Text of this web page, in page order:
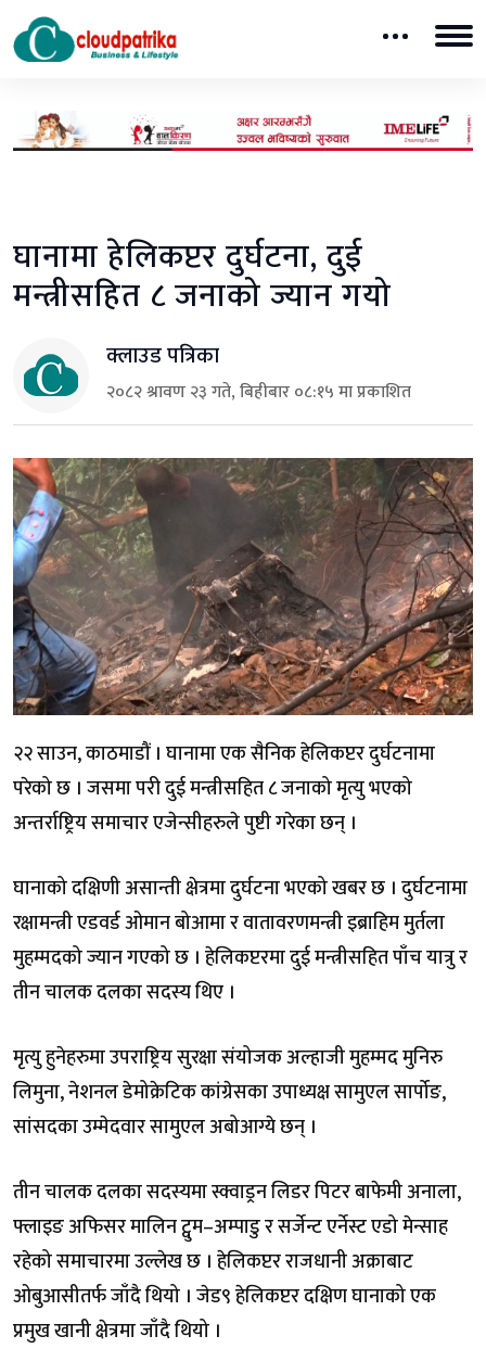
घानामा हेलिकप्टर दुर्घटना, दुई
मन्त्रीसहित ८ जनाको ज्यान गयो
क्लाउड पत्रिका
२०८२ श्रावण २३ गते, बिहीबार ०८:१५ मा प्रकाशित
२२ साउन, काठमाडौं । घानामा एक सैनिक हेलिकप्टर दुर्घटनामा
परेको छ । जसमा परी दुई मन्त्रीसहित ८ जनाको मृत्यु भएको
अन्तर्राष्ट्रिय समाचार एजेन्सीहरुले पुष्टी गरेका छन् ।
घानाको दक्षिणी असान्ती क्षेत्रमा दुर्घटना भएको खबर छ । दुर्घटनामा
रक्षामन्त्री एडवर्ड ओमान बोआमा र वातावरणमन्त्री इब्राहिम मुर्तला
मुहम्मदको ज्यान गएको छ । हेलिकप्टरमा दुई मन्त्रीसहित पाँच यात्रु र
तीन चालक दलका सदस्य थिए ।
मृत्यु हुनेहरुमा उपराष्ट्रिय सुरक्षा संयोजक अल्हाजी मुहम्मद मुनिरु
लिमुना, नेशनल डेमोक्रेटिक कांग्रेसका उपाध्यक्ष सामुएल सार्पोङ,
सांसदका उम्मेदवार सामुएल अबोआग्ये छन् ।
तीन चालक दलका सदस्यमा स्क्वाड्रन लिडर पिटर बाफेमी अनाला,
फ्लाइङ अफिसर मालिन ट्वुम–अम्पाडु र सर्जेन्ट एर्नेस्ट एडो मेन्साह
रहेको समाचारमा उल्लेख छ । हेलिकप्टर राजधानी अक्राबाट
ओबुआसीतर्फ जाँदै थियो । जेड९ हेलिकप्टर दक्षिण घानाको एक
प्रमुख खानी क्षेत्रमा जाँदै थियो ।